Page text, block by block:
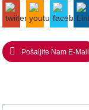
Pošaljite Nam E-Mail